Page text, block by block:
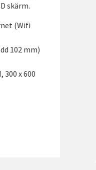
skärm.
(Wifi
102 mm)
300 x 600